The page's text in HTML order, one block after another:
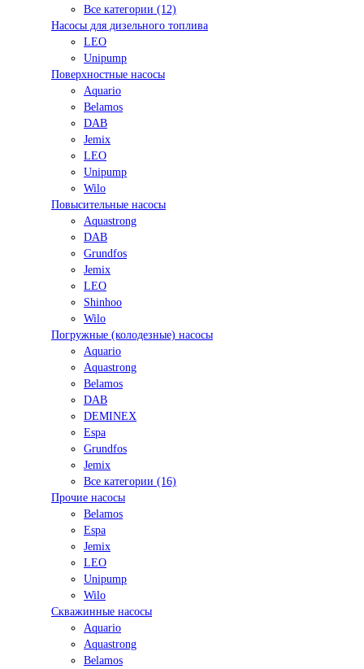
Все категории (12)
Насосы для дизельного топлива
LEO
Unipump
Поверхностные насосы
Aquario
Belamos
DAB
Jemix
LEO
Unipump
Wilo
Повысительные насосы
Aquastrong
DAB
Grundfos
Jemix
LEO
Shinhoo
Wilo
Погружные (колодезные) насосы
Aquario
Aquastrong
Belamos
DAB
DEMINEX
Espa
Grundfos
Jemix
Все категории (16)
Прочие насосы
Belamos
Espa
Jemix
LEO
Unipump
Wilo
Скважинные насосы
Aquario
Aquastrong
Belamos